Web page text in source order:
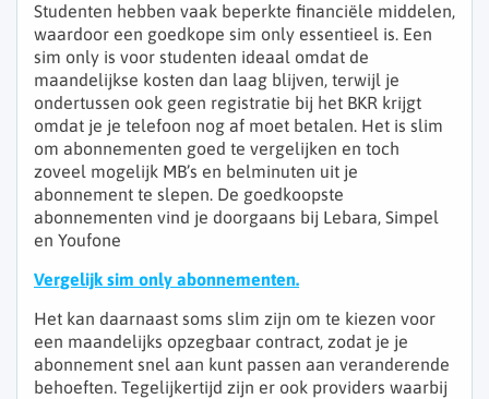
Studenten hebben vaak beperkte financiële middelen,
waardoor een goedkope sim only essentieel is. Een
sim only is voor studenten ideaal omdat de
maandelijkse kosten dan laag blijven, terwijl je
ondertussen ook geen registratie bij het BKR krijgt
omdat je je telefoon nog af moet betalen. Het is slim
om abonnementen goed te vergelijken en toch
zoveel mogelijk MB’s en belminuten uit je
abonnement te slepen. De goedkoopste
abonnementen vind je doorgaans bij Lebara, Simpel
en Youfone
Vergelijk sim only abonnementen.
Het kan daarnaast soms slim zijn om te kiezen voor
een maandelijks opzegbaar contract, zodat je je
abonnement snel aan kunt passen aan veranderende
behoeften. Tegelijkertijd zijn er ook providers waarbij